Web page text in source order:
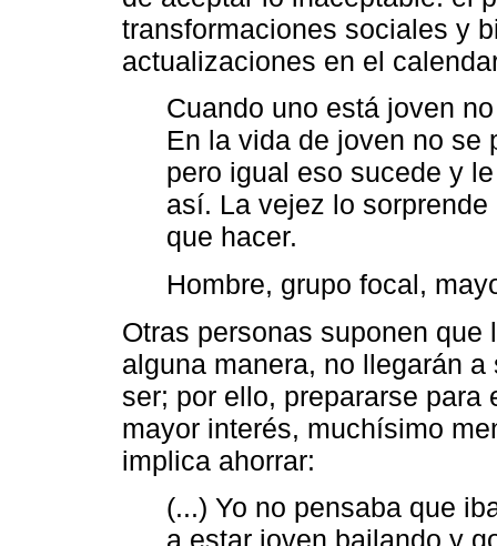
transformaciones sociales y
actualizaciones en el
Cuando uno está joven
En la vida de joven no se
pero igual eso sucede y
así. La vejez lo
que hacer.
Hombre, grupo focal,
Otras personas suponen
alguna manera, no llegarán
ser; por ello, prepararse
mayor interés, muchísimo
implica ahorrar:
(...) Yo no pensaba que
a estar joven bailando y